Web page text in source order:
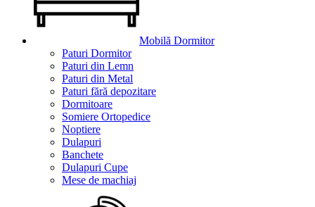
Mobilă Dormitor
Paturi Dormitor
Paturi din Lemn
Paturi din Metal
Paturi fără depozitare
Dormitoare
Somiere Ortopedice
Noptiere
Dulapuri
Banchete
Dulapuri Cupe
Mese de machiaj